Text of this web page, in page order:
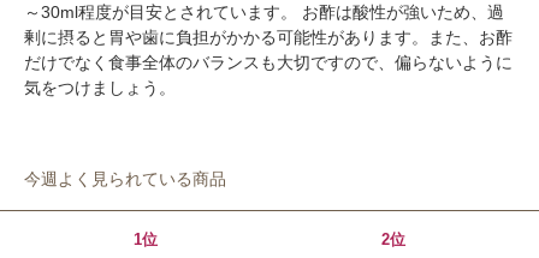
～30ml程度が目安とされています。 お酢は酸性が強いため、過
剰に摂ると胃や歯に負担がかかる可能性があります。また、お酢
だけでなく食事全体のバランスも大切ですので、偏らないように
気をつけましょう。
今週よく見られている商品
1位 2位